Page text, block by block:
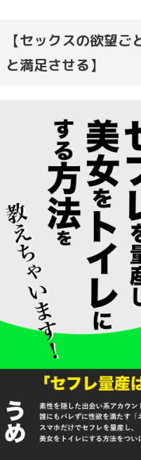
【セックスの欲望ご
と満足させる】